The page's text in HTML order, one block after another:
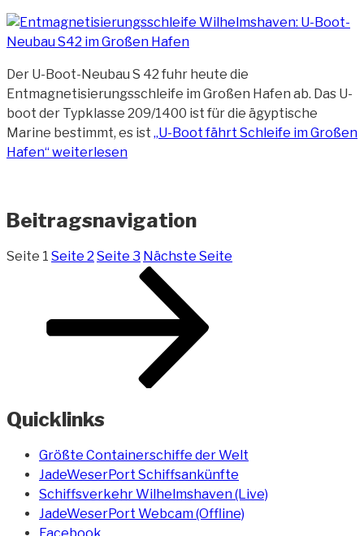
Der U-Boot-Neubau S 42 fuhr heute die
Entmagnetisierungsschleife im Großen Hafen ab. Das U-
boot der Typklasse 209/1400 ist für die ägyptische
Marine bestimmt, es ist „U-Boot fährt Schleife im Großen
Hafen“weiterlesen
Beitragsnavigation
Seite 1 Seite 2 Seite 3 Nächste Seite
Quicklinks
Größte Containerschiffe der Welt
JadeWeserPort Schiffsankünfte
Schiffsverkehr Wilhelmshaven (Live)
JadeWeserPort Webcam (Offline)
Facebook